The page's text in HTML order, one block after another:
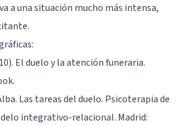
a una situación mucho más intensa,
El duelo y la atención funeraria.
Las tareas del duelo. Psicoterapia de
integrativo-relacional. Madrid: